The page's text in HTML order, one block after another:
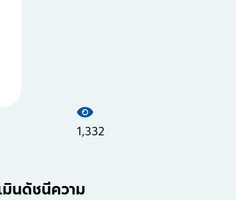
1,332
มินดัชนีความ